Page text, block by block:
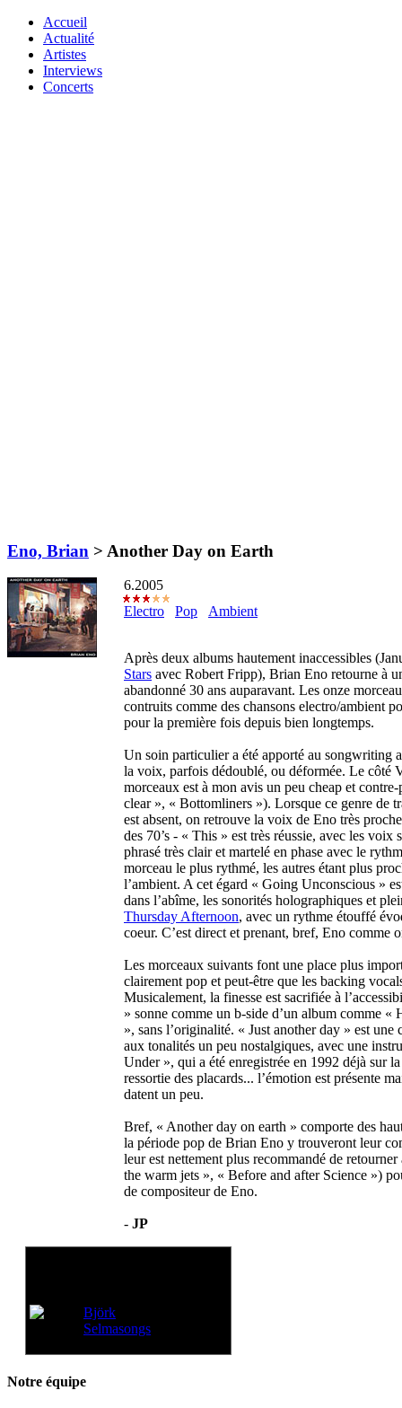
Accueil
Actualité
Artistes
Interviews
Concerts
Eno, Brian > Another Day on Earth
6.2005
Electro
Pop Ambient
Après deux albums hautement inaccessibles
Stars avec Robert Fripp), Brian Eno retourne à
abandonné 30 ans auparavant. Les onze
contruits comme des chansons electro/ambient
pour la première fois depuis bien longtemps.
Un soin particulier a été apporté au songwriting
la voix, parfois dédoublé, ou déformée. Le côté
morceaux est à mon avis un peu cheap et
clear », « Bottomliners »). Lorsque ce genre de
est absent, on retrouve la voix de Eno très
des 70’s - « This » est très réussie, avec les voix
phrasé très clair et martelé en phase avec le
morceau le plus rythmé, les autres étant plus
l’ambient. A cet égard « Going Unconscious »
dans l’abîme, les sonorités holographiques et
Thursday Afternoon, avec un rythme étouffé
coeur. C’est direct et prenant, bref, Eno comme
Les morceaux suivants font une place plus
clairement pop et peut-être que les backing
Musicalement, la finesse est sacrifiée à
» sonne comme un b-side d’un album comme «
», sans l’originalité. « Just another day » est une
aux tonalités un peu nostalgiques, avec une
Under », qui a été enregistrée en 1992 déjà sur
ressortie des placards... l’émotion est présente
datent un peu.
Bref, « Another day on earth » comporte des
la période pop de Brian Eno y trouveront leur
leur est nettement plus recommandé de
the warm jets », « Before and after Science »)
de compositeur de Eno.
- JP
Björk
Selmasongs
Notre équipe